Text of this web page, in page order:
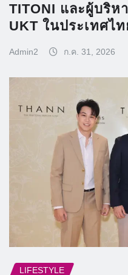
TITONI และผู้บริห
UKT ในประเทศไท
Admin2 ก.ค. 31, 2026
LIFESTYLE